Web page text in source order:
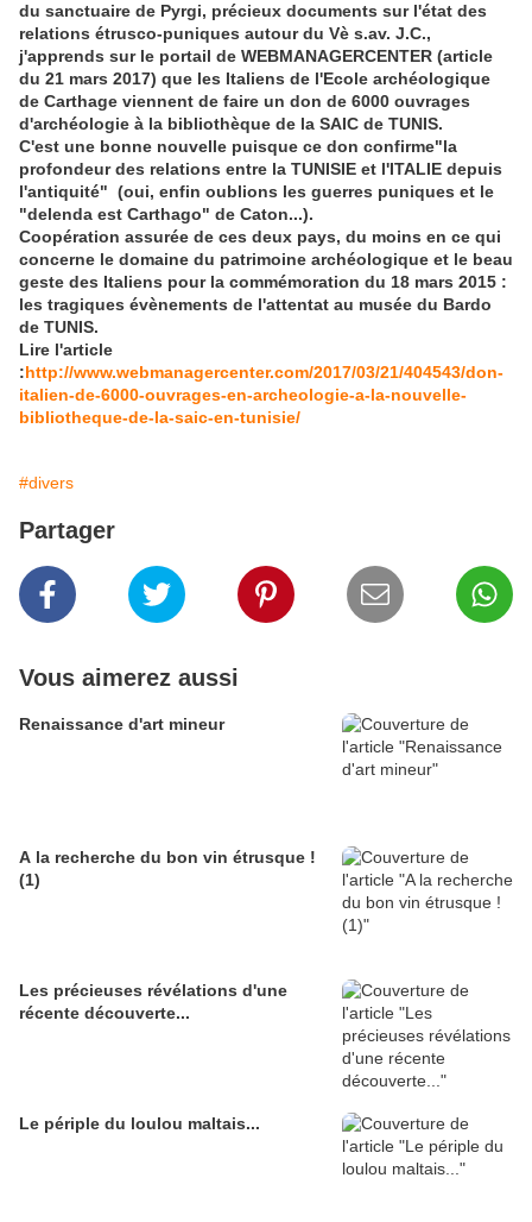
du sanctuaire de Pyrgi, précieux documents sur l'état des
relations étrusco-puniques autour du Vè s.av. J.C.,
j'apprends sur le portail de WEBMANAGERCENTER (article
du 21 mars 2017) que les Italiens de l'Ecole archéologique
de Carthage viennent de faire un don de 6000 ouvrages
d'archéologie à la bibliothèque de la SAIC de TUNIS.
C'est une bonne nouvelle puisque ce don confirme"la
profondeur des relations entre la TUNISIE et l'ITALIE depuis
l'antiquité" (oui, enfin oublions les guerres puniques et le
"delenda est Carthago" de Caton...).
Coopération assurée de ces deux pays, du moins en ce qui
concerne le domaine du patrimoine archéologique et le beau
geste des Italiens pour la commémoration du 18 mars 2015 :
les tragiques évènements de l'attentat au musée du Bardo
de TUNIS.
Lire l'article
:http://www.webmanagercenter.com/2017/03/21/404543/don-
italien-de-6000-ouvrages-en-archeologie-a-la-nouvelle-
bibliotheque-de-la-saic-en-tunisie/
#divers
Partager
Vous aimerez aussi
Renaissance d'art mineur
A la recherche du bon vin étrusque !
(1)
Les précieuses révélations d'une
récente découverte...
Le périple du loulou maltais...